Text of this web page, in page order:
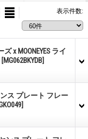
表示件数:
x MOONEYES ライ
[MG062BKYDB]
ンス プレート フレー